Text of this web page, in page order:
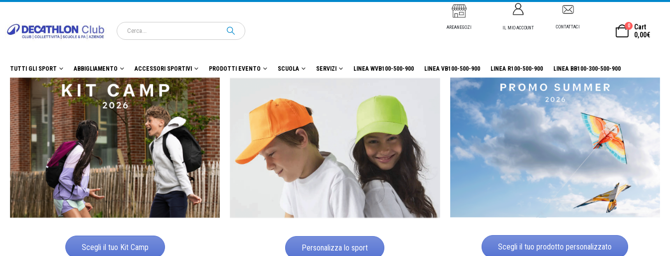
AREANEGOZI IL MIO ACCOUNT CONTATTACI 0
Cart
0,00€
TUTTI GLI SPORT ABBIGLIAMENTO ACCESSORI SPORTIVI PRODOTTI EVENTO SCUOLA SERVIZI LINEA WVB100-500-900 LINEA VB100-500-900 LINEA R100-500-900 LINEA BB100-300-500-900
Scegli il tuo Kit Camp Personalizza lo sport Scegli il tuo prodotto personalizzato